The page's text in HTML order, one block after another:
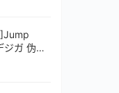
ガ 伪恋